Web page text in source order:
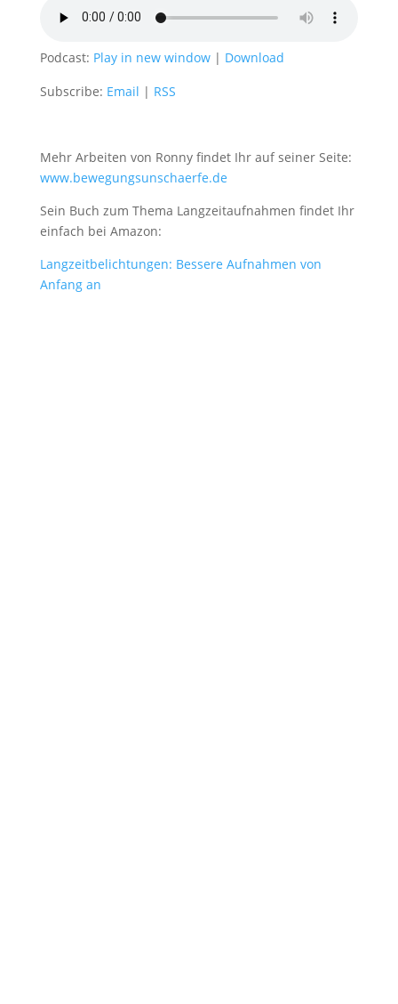
Podcast: Play in new window| Download
Subscribe: Email | RSS
Mehr Arbeiten von Ronny findet Ihr auf seiner Seite:
www.bewegungsunschaerfe.de
Sein Buch zum Thema Langzeitaufnahmen findet Ihr
einfach bei Amazon:
Langzeitbelichtungen: Bessere Aufnahmen von
Anfang an